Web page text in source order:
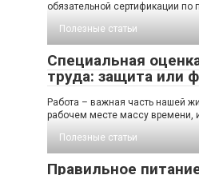
обязательной сертификации по
Полезные статьи
Специальная
труда: защита или
Работа – важная часть нашей
рабочем месте массу времени,
Полезные статьи
Правильное